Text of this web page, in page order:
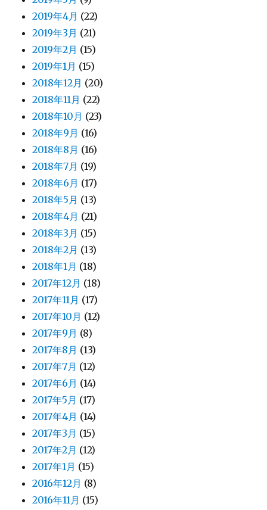
2019年4月 (22)
2019年3月 (21)
2019年2月 (15)
2019年1月 (15)
2018年12月 (20)
2018年11月 (22)
2018年10月 (23)
2018年9月 (16)
2018年8月 (16)
2018年7月 (19)
2018年6月 (17)
2018年5月 (13)
2018年4月 (21)
2018年3月 (15)
2018年2月 (13)
2018年1月 (18)
2017年12月 (18)
2017年11月 (17)
2017年10月 (12)
2017年9月 (8)
2017年8月 (13)
2017年7月 (12)
2017年6月 (14)
2017年5月 (17)
2017年4月 (14)
2017年3月 (15)
2017年2月 (12)
2017年1月 (15)
2016年12月 (8)
2016年11月 (15)